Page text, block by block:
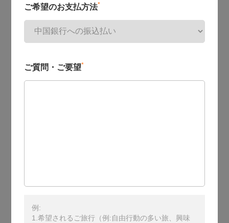
ご希望のお支払方法*
ご質問・ご要望*
例:
1.希望されるご旅行（例:自由行動の多い旅、興味